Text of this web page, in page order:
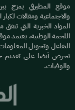
موقع المطيرفي يمزج بين
والاجتماعية ومقالات
المواد الخبرية التي
اللحمة الوطنية، يعتمد
التفاعل وتحويل
نحرص أيضا على تقديم
والوفيات.